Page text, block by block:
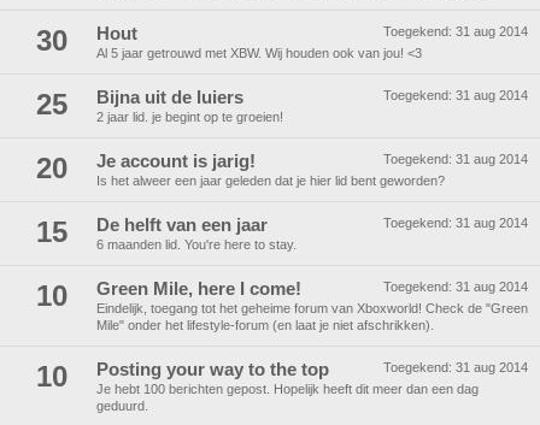
30 Toegekend: 31 aug 2014
Hout
Al 5 jaar getrouwd met XBW. Wij houden ook van jou! <3
25 Toegekend: 31 aug 2014
Bijna uit de luiers
2 jaar lid. je begint op te groeien!
20 Toegekend: 31 aug 2014
Je account is jarig!
Is het alweer een jaar geleden dat je hier lid bent geworden?
15 Toegekend: 31 aug 2014
De helft van een jaar
6 maanden lid. You're here to stay.
10 Toegekend: 31 aug 2014
Green Mile, here I come!
Eindelijk, toegang tot het geheime forum van Xboxworld! Check de "Green
Mile" onder het lifestyle-forum (en laat je niet afschrikken).
10 Toegekend: 31 aug 2014
Posting your way to the top
Je hebt 100 berichten gepost. Hopelijk heeft dit meer dan een dag
geduurd.